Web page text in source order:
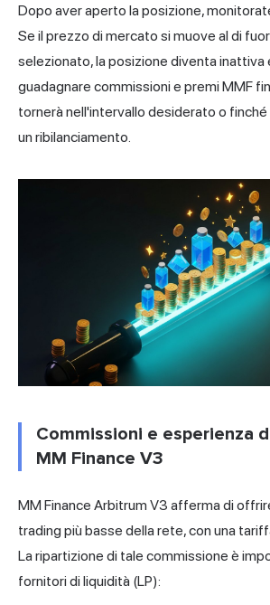
Dopo aver aperto la posizione,
Se il prezzo di mercato si muove al di
selezionato, la posizione diventa
guadagnare commissioni e premi MMF
tornerà nell'intervallo desiderato o
un ribilanciamento.
Commissioni e esperienza
MM Finance V3
MM Finance Arbitrum V3 afferma di
trading più basse della rete, con una
La ripartizione di tale commissione è
fornitori di liquidità (LP):